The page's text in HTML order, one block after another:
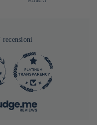
recensioni